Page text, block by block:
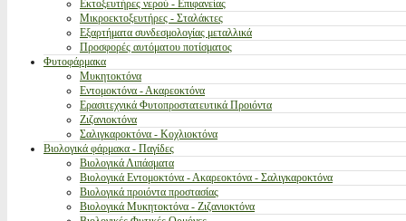
Εκτοξευτήρες νερού - Επιφανείας
Μικροεκτοξευτήρες - Σταλάκτες
Εξαρτήματα συνδεσμολογίας μεταλλικά
Προσφορές αυτόματου ποτίσματος
Φυτοφάρμακα
Μυκητοκτόνα
Εντομοκτόνα - Ακαρεοκτόνα
Ερασιτεχνικά Φυτοπροστατευτικά Προιόντα
Ζιζανιοκτόνα
Σαλιγκαροκτόνα - Κοχλιοκτόνα
Βιολογικά φάρμακα - Παγίδες
Βιολογικά Λιπάσματα
Βιολογικά Εντομοκτόνα - Ακαρεοκτόνα - Σαλιγκαροκτόνα
Βιολογικά προιόντα προστασίας
Βιολογικά Μυκητοκτόνα - Ζιζανιοκτόνα